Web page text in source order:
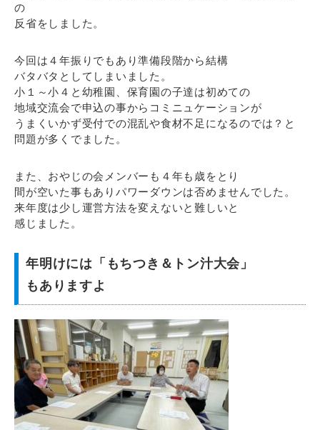
の
反省をしました。
今回は４年振りでもあり準備段階から結構
バタバタとしてしまいました。
小１～小４と幼稚園、保育園の子達は初めての
地域交流会で申込の事からコミニュケーションが
うまくいかず受付での混乱や食材不足になるのでは？と
問題が多くでました。
また、おやじの会メンバーも４年も歳をとり
間が空いた事もありパワーダウンは否めませんでした。
来年度は少し運営方法を変えないと難しいと
感じました。
年明けには「もちつき＆トン汁大会」
もありますよ